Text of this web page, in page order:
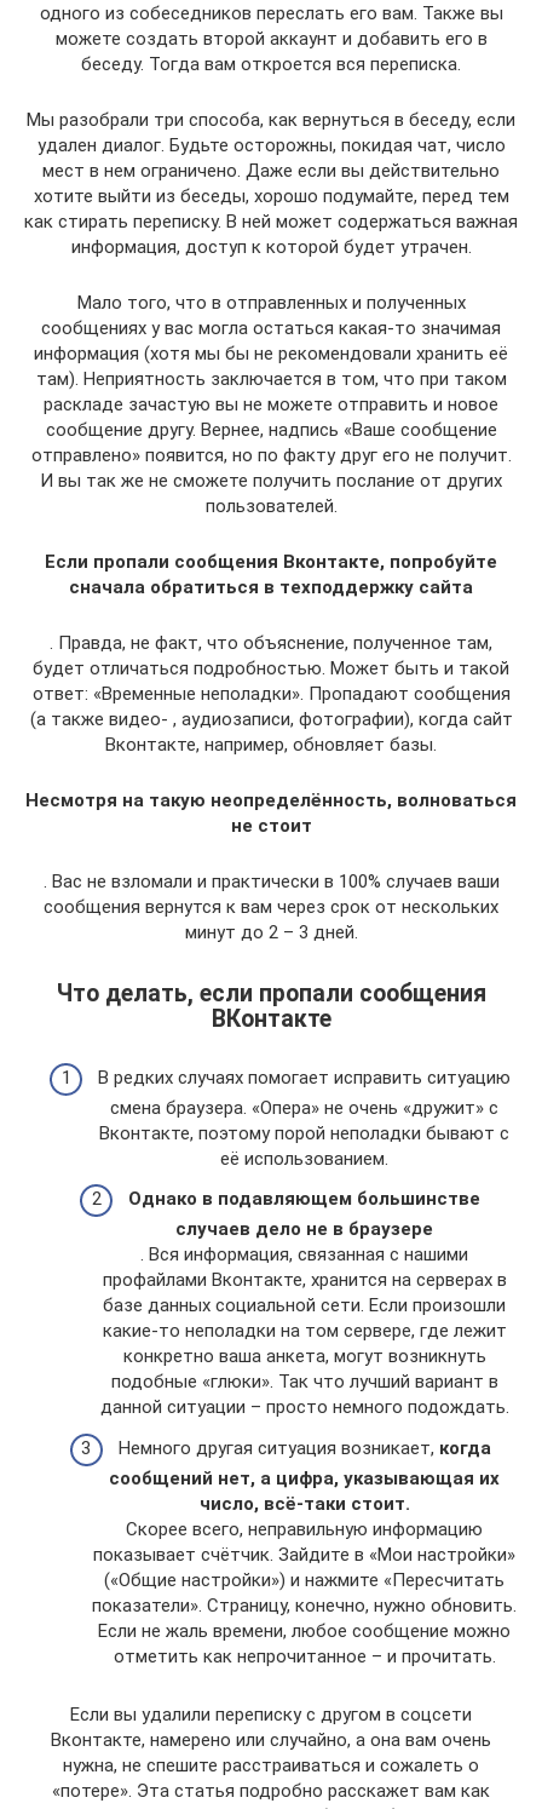
одного из собеседников переслать его вам. Также вы
можете создать второй аккаунт и добавить его в
беседу. Тогда вам откроется вся переписка.
Мы разобрали три способа, как вернуться в беседу, если
удален диалог. Будьте осторожны, покидая чат, число
мест в нем ограничено. Даже если вы действительно
хотите выйти из беседы, хорошо подумайте, перед тем
как стирать переписку. В ней может содержаться важная
информация, доступ к которой будет утрачен.
Мало того, что в отправленных и полученных
сообщениях у вас могла остаться какая-то значимая
информация (хотя мы бы не рекомендовали хранить её
там). Неприятность заключается в том, что при таком
раскладе зачастую вы не можете отправить и новое
сообщение другу. Вернее, надпись «Ваше сообщение
отправлено» появится, но по факту друг его не получит.
И вы так же не сможете получить послание от других
пользователей.
Если пропали сообщения Вконтакте, попробуйте
сначала обратиться в техподдержку сайта
. Правда, не факт, что объяснение, полученное там,
будет отличаться подробностью. Может быть и такой
ответ: «Временные неполадки». Пропадают сообщения
(а также видео- , аудиозаписи, фотографии), когда сайт
Вконтакте, например, обновляет базы.
Несмотря на такую неопределённость, волноваться
не стоит
. Вас не взломали и практически в 100% случаев ваши
сообщения вернутся к вам через срок от нескольких
минут до 2 – 3 дней.
Что делать, если пропали сообщения
ВКонтакте
В редких случаях помогает исправить ситуацию
смена браузера. «Опера» не очень «дружит» с
Вконтакте, поэтому порой неполадки бывают с
её использованием.
Однако в подавляющем большинстве
случаев дело не в браузере
. Вся информация, связанная с нашими
профайлами Вконтакте, хранится на серверах в
базе данных социальной сети. Если произошли
какие-то неполадки на том сервере, где лежит
конкретно ваша анкета, могут возникнуть
подобные «глюки». Так что лучший вариант в
данной ситуации – просто немного подождать.
Немного другая ситуация возникает, когда
сообщений нет, а цифра, указывающая их
число, всё-таки стоит.
Скорее всего, неправильную информацию
показывает счётчик. Зайдите в «Мои настройки»
(«Общие настройки») и нажмите «Пересчитать
показатели». Страницу, конечно, нужно обновить.
Если не жаль времени, любое сообщение можно
отметить как непрочитанное – и прочитать.
Если вы удалили переписку с другом в соцсети
Вконтакте, намерено или случайно, а она вам очень
нужна, не спешите расстраиваться и сожалеть о
«потере». Эта статья подробно расскажет вам как